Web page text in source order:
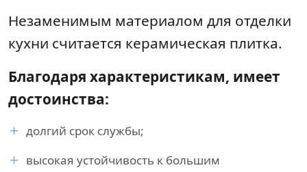
Незаменимым материалом для отделки
кухни считается керамическая плитка.
Благодаря характеристикам, имеет
достоинства:
долгий срок службы;
высокая устойчивость к большим